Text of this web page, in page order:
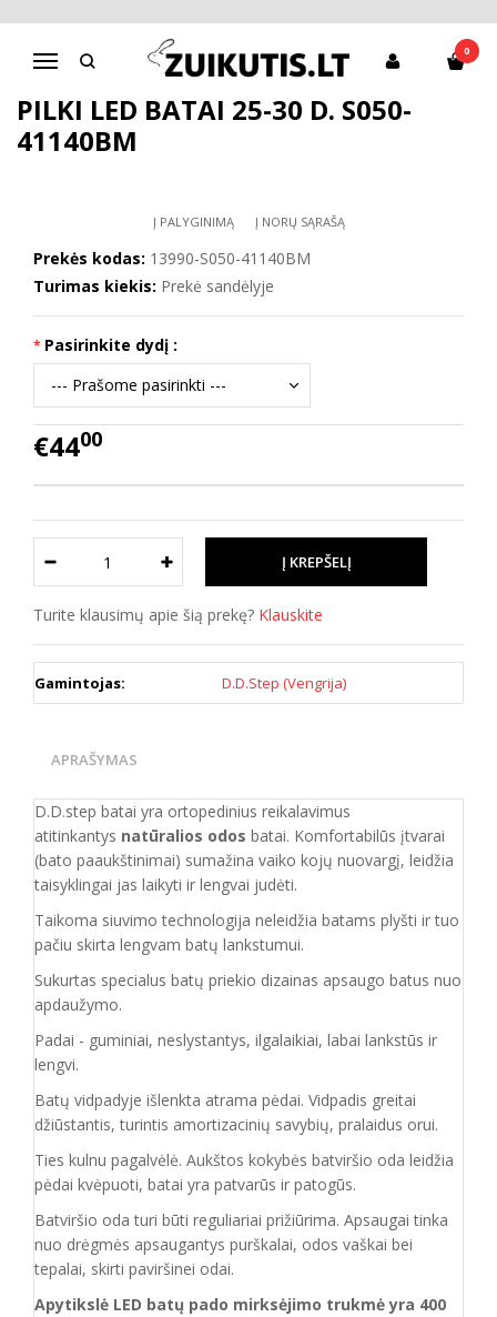
Navigacija
0
Pagrindinis Batai berniukui
D.D.Step batai berniukams
Pilki LED batai 25-30 d. S050-41140BM
PILKI LED BATAI 25-30 D. S050-
41140BM
Į PALYGINIMĄ Į NORŲ SĄRAŠĄ
Prekės kodas: 13990-S050-41140BM
Turimas kiekis: Prekė sandėlyje
Pasirinkite dydį :
€4400
Turite klausimų apie šią prekę? Klauskite
Gamintojas: D.D.Step (Vengrija)
APRAŠYMAS
D.D.step batai yra ortopedinius reikalavimus
atitinkantys natūralios odos batai. Komfortabilūs įtvarai
(bato paaukštinimai) sumažina vaiko kojų nuovargį, leidžia
taisyklingai jas laikyti ir lengvai judėti.
Taikoma siuvimo technologija neleidžia batams plyšti ir tuo
pačiu skirta lengvam batų lankstumui.
Sukurtas specialus batų priekio dizainas apsaugo batus nuo
apdaužymo.
Padai - guminiai, neslystantys, ilgalaikiai, labai lankstūs ir
lengvi.
Batų vidpadyje išlenkta atrama pėdai. Vidpadis greitai
džiūstantis, turintis amortizacinių savybių, pralaidus orui.
Ties kulnu pagalvėlė. Aukštos kokybės batviršio oda leidžia
pėdai kvėpuoti, batai yra patvarūs ir patogūs.
Batviršio oda turi būti reguliariai prižiūrima. Apsaugai tinka
nuo drėgmės apsaugantys purškalai, odos vaškai bei
tepalai, skirti paviršinei odai.
Apytikslė LED batų pado mirksėjimo trukmė yra 400